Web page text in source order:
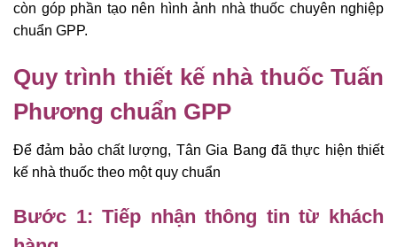
còn góp phần tạo nên hình ảnh nhà thuốc chuyên nghiệp
chuẩn GPP.
Quy trình thiết kế nhà thuốc Tuấn
Phương chuẩn GPP
Để đảm bảo chất lượng, Tân Gia Bang đã thực hiện thiết
kế nhà thuốc theo một quy chuẩn
Bước 1: Tiếp nhận thông tin từ khách